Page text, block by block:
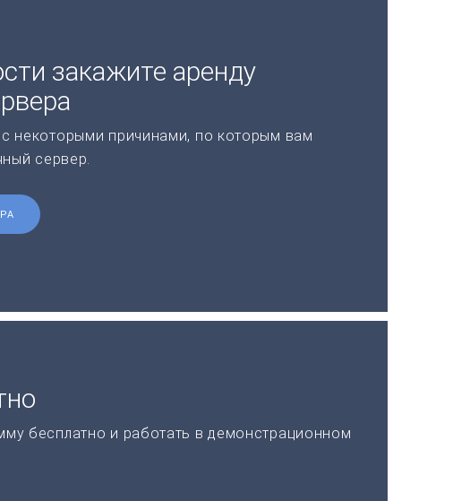
закажите аренду
некоторыми причинами, по которым вам
сервер.
бесплатно и работать в демонстрационном